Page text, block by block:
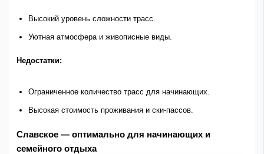
Высокий уровень сложности трасс.
Уютная атмосфера и живописные виды.
Недостатки:
Ограниченное количество трасс для начинающих.
Высокая стоимость проживания и ски-пассов.
Славское — оптимально для начинающих и
семейного отдыха